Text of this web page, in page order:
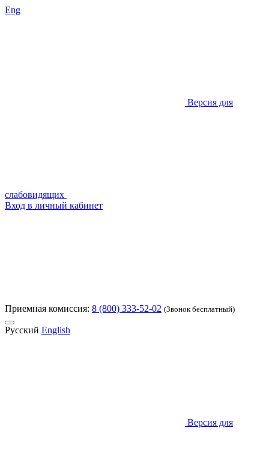
Eng
Версия для
слабовидящих
Вход в личный кабинет
Приемная комиссия: 8 (800) 333-52-02 (Звонок бесплатный)
Русский English
Версия для